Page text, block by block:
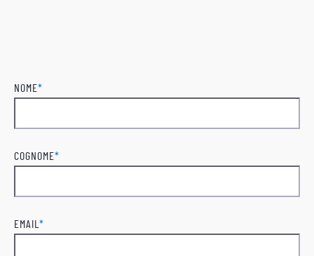
NOME*
COGNOME*
EMAIL *